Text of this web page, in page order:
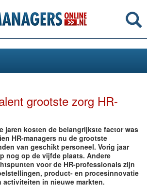
grootste zorg HR-
jaren kosten de belangrijkste factor was
HR-managers nu de grootste
van geschikt personeel. Vorig jaar
nog op de vijfde plaats. Andere
voor de HR-professionals zijn
product- en procesinnovatie
activiteiten in nieuwe markten.